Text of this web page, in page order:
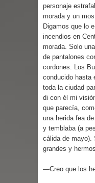
personaje
morada y un
Digamos que lo
incendios en
morada. Solo
de pantalones
cordones. Los
conducido hasta
toda la ciudad
di con él mi
que parecía,
una herida fea
y temblaba (a
cálida de mayo).
grandes y
—Creo que los